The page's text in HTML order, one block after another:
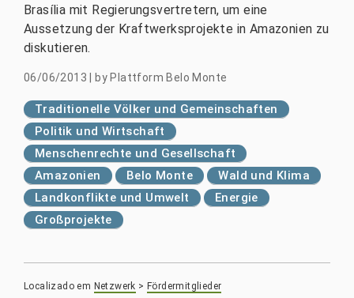
Brasília mit Regierungsvertretern, um eine
Aussetzung der Kraftwerksprojekte in Amazonien zu
diskutieren.
06/06/2013 by Plattform Belo Monte
Traditionelle Völker und Gemeinschaften
Politik und Wirtschaft
Menschenrechte und Gesellschaft
Amazonien
Belo Monte
Wald und Klima
Landkonflikte und Umwelt
Energie
Großprojekte
Localizado em Netzwerk > Fördermitglieder